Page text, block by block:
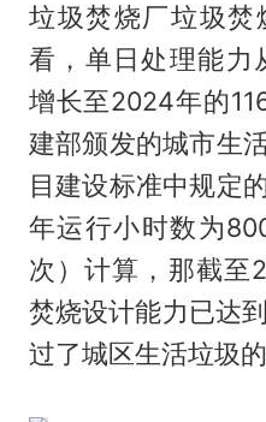
垃圾焚烧厂垃圾焚
看，单日处理能力
增长至2024年的
建部颁发的城市生
目建设标准中规定
年运行小时数为
次）计算，那截至
焚烧设计能力已达
过了城区生活垃圾的